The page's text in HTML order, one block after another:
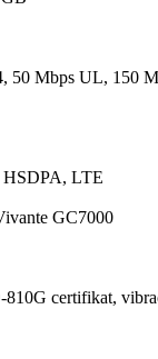
50 Mbps UL, 150
HSDPA, LTE
GC7000
certifikat,